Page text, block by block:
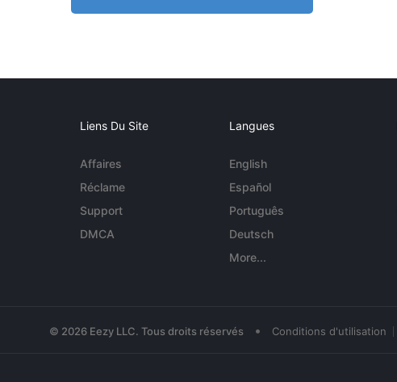
Liens Du Site
Affaires
Réclame
Support
DMCA
Langues
English
Español
Português
Deutsch
More...
© 2026 Eezy LLC. Tous droits réservés • Conditions d'utilisation